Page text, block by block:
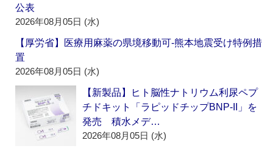
公表
2026年08月05日 (水)
【厚労省】医療用麻薬の県境移動可‐熊本地震受け特例措
置
2026年08月05日 (水)
【新製品】ヒト脳性ナトリウム利尿ペプ
チドキット「ラピッドチップBNP-II」を
発売 積水メデ…
2026年08月05日 (水)